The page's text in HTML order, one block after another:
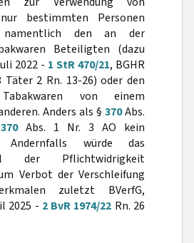
bestimmten Personen
namentlich den an der
Beteiligten (dazu
2022 - 1 StR 470/21, BGHR
Täter 2 Rn. 13-26) oder den
von einem
Anders als § 370Abs.
370Abs. 1 Nr. 3 AO kein
Andernfalls würde das
der Pflichtwidrigkeit
Verbot der Verschleifung
zuletzt BVerfG,
2025 - 2 BvR 1974/22 Rn. 26